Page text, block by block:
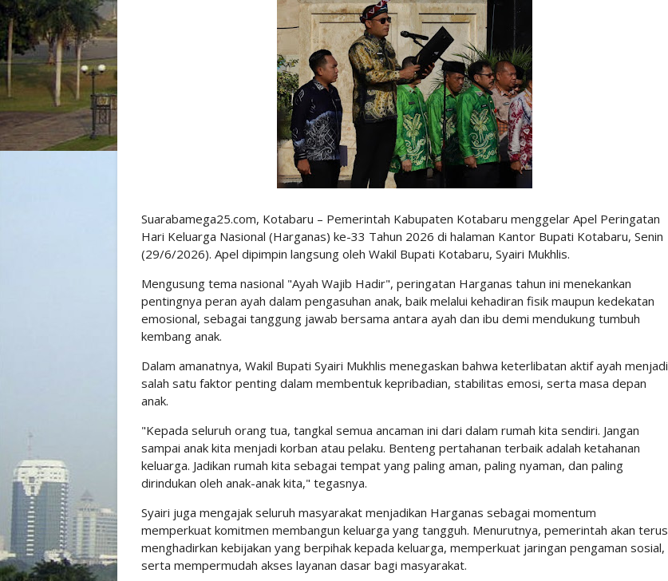
Suarabamega25.com, Kotabaru – Pemerintah Kabupaten Kotabaru menggelar Apel Peringatan
Hari Keluarga Nasional (Harganas) ke-33 Tahun 2026 di halaman Kantor Bupati Kotabaru, Senin
(29/6/2026). Apel dipimpin langsung oleh Wakil Bupati Kotabaru, Syairi Mukhlis.
Mengusung tema nasional "Ayah Wajib Hadir", peringatan Harganas tahun ini menekankan
pentingnya peran ayah dalam pengasuhan anak, baik melalui kehadiran fisik maupun kedekatan
emosional, sebagai tanggung jawab bersama antara ayah dan ibu demi mendukung tumbuh
kembang anak.
Dalam amanatnya, Wakil Bupati Syairi Mukhlis menegaskan bahwa keterlibatan aktif ayah menjadi
salah satu faktor penting dalam membentuk kepribadian, stabilitas emosi, serta masa depan
anak.
"Kepada seluruh orang tua, tangkal semua ancaman ini dari dalam rumah kita sendiri. Jangan
sampai anak kita menjadi korban atau pelaku. Benteng pertahanan terbaik adalah ketahanan
keluarga. Jadikan rumah kita sebagai tempat yang paling aman, paling nyaman, dan paling
dirindukan oleh anak-anak kita," tegasnya.
Syairi juga mengajak seluruh masyarakat menjadikan Harganas sebagai momentum
memperkuat komitmen membangun keluarga yang tangguh. Menurutnya, pemerintah akan terus
menghadirkan kebijakan yang berpihak kepada keluarga, memperkuat jaringan pengaman sosial,
serta mempermudah akses layanan dasar bagi masyarakat.